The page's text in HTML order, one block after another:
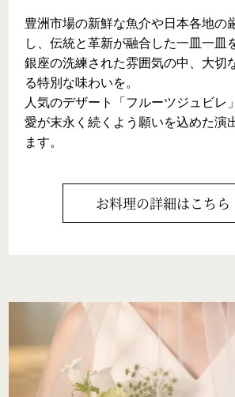
豊洲市場の新鮮な魚介や日本各地の
し、伝統と革新が融合した一皿一皿
銀座の洗練された雰囲気の中、大切
る特別な味わいを。
人気のデザート「フルーツジュビレ
愛が末永く続くよう願いを込めた演
ます。
お料理の詳細はこちら